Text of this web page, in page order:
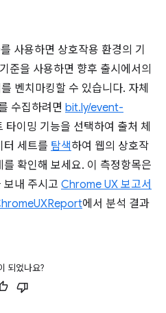
사용하면 상호작용 환경의 기
준을 사용하면 향후 출시에서의
벤치마킹할 수 있습니다. 자체
수집하려면 bit.ly/event-
타이밍 기능을 선택하여 출처 체
터 세트를 탐색하여 웹의 상호작
확인해 보세요. 이 측정항목은
보내 주시고 Chrome UX 보고서
에서 분석 결과
되었나요?